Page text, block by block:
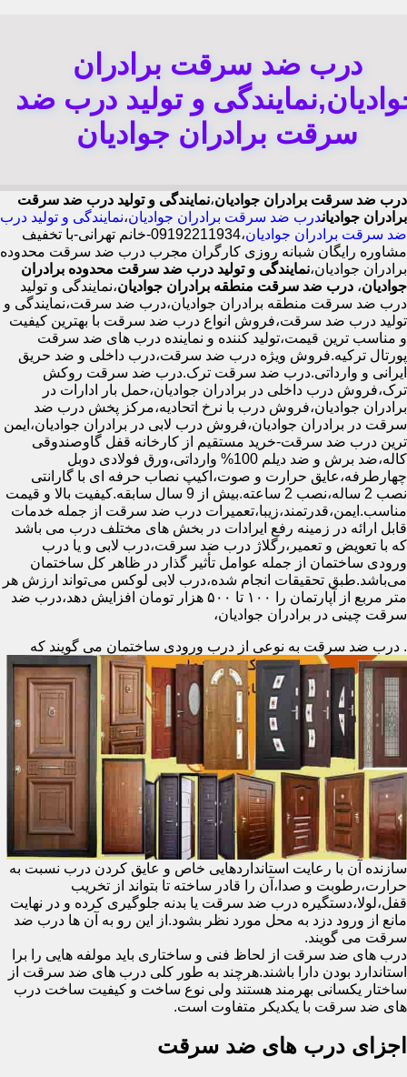
درب ضد سرقت برادران
و تولید درب ضد
سرقت برادران جوادیان
درب ضد سرقت برادران جوادیان،نمایندگی و تولید درب ضد سرقت
برادران جوادیاندرب ضد سرقت برادران جوادیان،نمایندگی و تولید درب
ضد سرقت برادران جوادیان
،09192211934-خانم تهرانی-با تخفیف
مشاوره رایگان شبانه روزی کارگران مجرب درب ضد سرقت محدوده
برادران جوادیان،نمایندگی و تولید درب ضد سرقت محدوده برادران
جوادیان، درب ضد سرقت منطقه برادران جوادیان،نمایندگی و تولید
درب ضد سرقت منطقه برادران جوادیان،درب ضد سرقت،نمایندگی و
تولید درب ضد سرقت،فروش انواع درب ضد سرقت با بهترین کیفیت
و مناسب ترین قیمت،تولید کننده و نماینده درب های ضد سرقت
پورتال ترکیه.فروش ویژه درب ضد سرقت،درب داخلی و ضد حریق
ایرانی و وارداتی.درب ضد سرقت ترک.درب ضد سرقت روکش
ترک،فروش درب داخلی در برادران جوادیان،حمل بار ادارات در
برادران جوادیان،فروش درب با نرخ اتحادیه،مرکز پخش درب ضد
سرقت در برادران جوادیان،فروش درب لابی در برادران جوادیان،ایمن
ترین درب ضد سرقت-خرید مستقیم از کارخانه قفل گاوصندوقی
کاله،ضد برش و ضد دیلم 100% وارداتی،ورق فولادی دوبل
چهارطرفه،عایق حرارت و صوت،اکیپ نصاب حرفه ای با گارانتی
نصب 2 ساله،نصب 2 ساعته.بیش از 9 سال سابقه.کیفیت بالا و قیمت
مناسب.ایمن،قدرتمند،زیبا،تعمیرات درب ضد سرقت از جمله خدمات
قابل ارائه در زمینه رفع ایرادات در بخش های مختلف درب می باشد
که با تعویض و تعمیر،رگلاژ درب ضد سرقت،درب لابی و یا درب
ورودی ساختمان از جمله عوامل تأثیر گذار در ظاهر کل ساختمان
می‌باشد.طبق تحقیقات انجام شده،درب لابی لوکس می‌تواند ارزش هر
متر مربع از آپارتمان را ۱۰۰ تا ۵۰۰ هزار تومان افزایش دهد،درب ضد
سرقت چینی در برادران جوادیان،
. درب ضد سرقت به نوعی از درب ورودی ساختمان می گویند که
سازنده آن با رعایت استانداردهایی خاص و عایق کردن درب نسبت به
حرارت،رطوبت و صدا،آن را قادر ساخته تا بتواند از تخریب
قفل،لولا،دستگیره درب ضد سرقت یا بدنه جلوگیری کرده و در نهایت
مانع از ورود دزد به محل مورد نظر بشود.از این رو به آن ها درب ضد
سرقت می گویند.
درب های ضد سرقت از لحاظ فنی و ساختاری باید مولفه هایی را برا
استاندارد بودن دارا باشند.هرچند به طور کلی درب های ضد سرقت از
ساختار یکسانی بهرمند هستند ولی نوع ساخت و کیفیت ساخت درب
های ضد سرقت با یکدیکر متفاوت است.
اجزای درب های ضد سرقت